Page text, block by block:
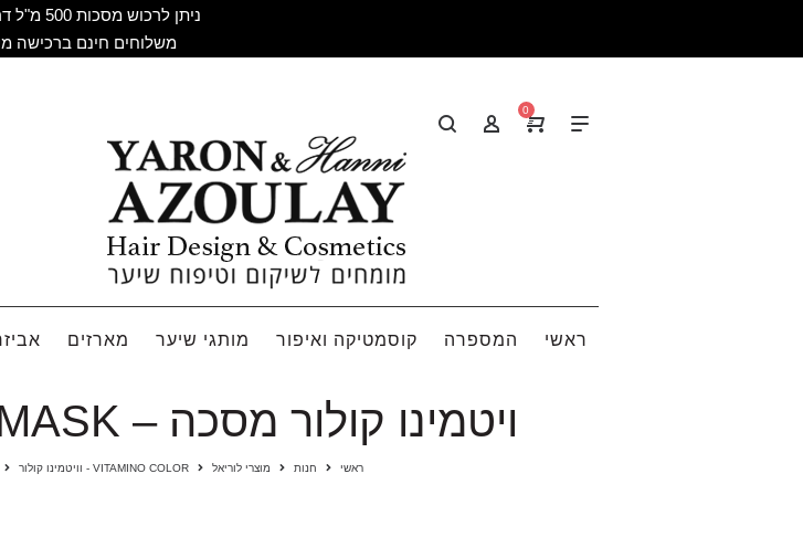
ניתן לרכוש מסכות 500 מ"ל דרך המספרה
משלוחים חינם ברכישה מעל
0
ראשי המספרה קוסמטיקה ואיפור מותגי שיער מארזים
ויטמינו קולור מסכה – VITAMINO COLOR MASK
ראשי חנות מוצרי לוריאל VITAMINO COLOR - וויטמינו קולור